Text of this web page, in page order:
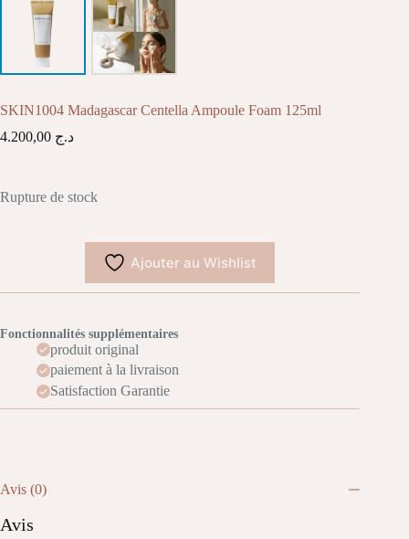
SKIN1004 Madagascar Centella Ampoule Foam 125ml
د.ج
Rupture de stock
Ajouter au Wishlist
Fonctionnalités supplémentaires
produit original
paiement à la livraison
Satisfaction Garantie
Avis (0)
Avis